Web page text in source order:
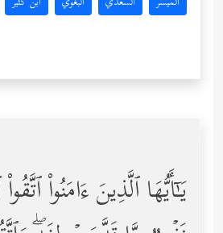
یَـٰۤأَیُّهَا ٱلَّذِینَ ءَامَنُواْ